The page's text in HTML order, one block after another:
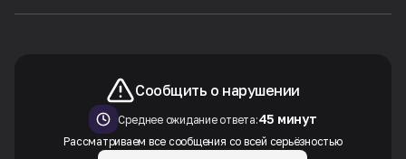
Сообщить о нарушении
Среднее ожидание ответа:45 минут
Рассматриваем все сообщения со всей серьёзностью